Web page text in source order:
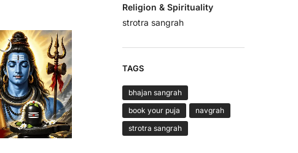
Religion & Spirituality
strotra sangrah
TAGS
bhajan sangrah
book your puja
navgrah
strotra sangrah